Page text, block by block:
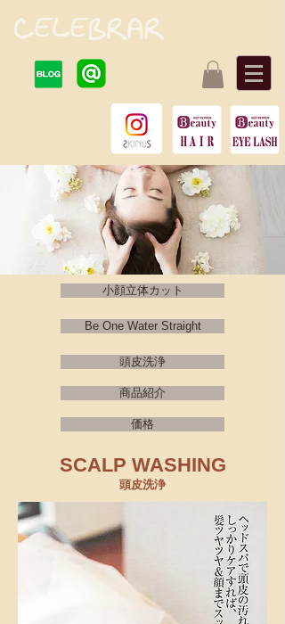
SCALP WASHING
頭皮洗浄
小顔立体カット
Be One Water Straight
頭皮洗浄
商品紹介
価格